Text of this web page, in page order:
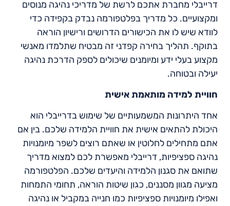
דרייבלי מחברת אתכם לרשת של מדריכי נהיגה מנוסים
ומקצועיים. כל מדריך בפלטפורמה נבדק בקפידה כדי
לוודא שיש לו את הכישורים הדרושים ורישיון הוראה
בתוקף. תהליך בחירה קפדני זה מבטיח שתלמדו מאנשי
מקצוע בעלי ידע ומיומנים שיכולים לספק הדרכת נהיגה
יעילה ובטוחה.
חוויית למידה מותאמת אישית
אחד היתרונות המשמעותיים של שימוש בדרייבלי הוא
היכולת להתאים אישית את חוויית הלמידה שלכם. בין אם
אתם מתחילים לחלוטין או שאתם רוצים לשפר מיומנויות
נהיגה ספציפיות, דרייבלי מאפשרת לכם למצוא מדריך
שתואם את סגנון הלמידה והיעדים שלכם. הפלטפורמה
מציעה מגוון מסננים, כגון שיטות הוראה, תחומי התמחות
ואפילו מיומנויות ספציפיות כמו חנייה במקביל או נהיגה